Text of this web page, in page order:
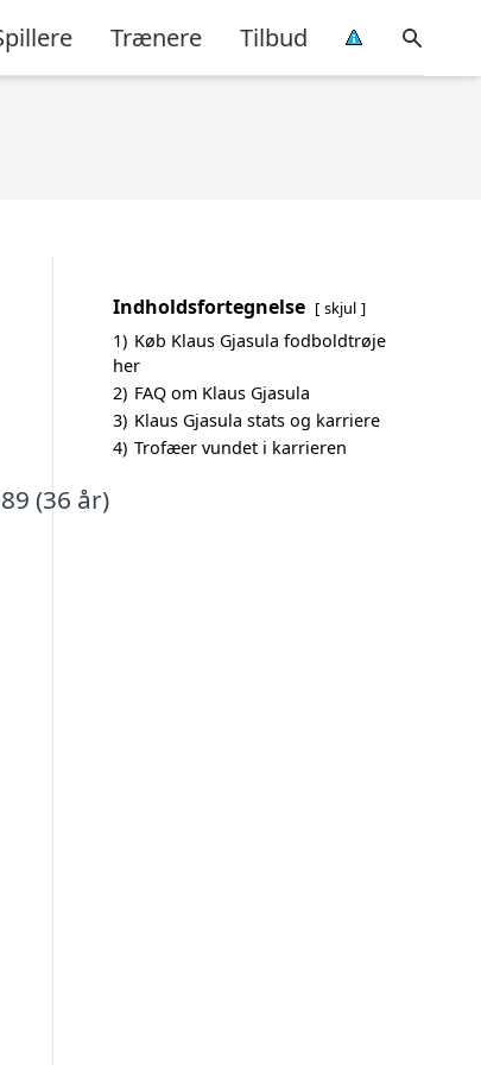
Trænere Tilbud
(36 år)
Indholdsfortegnelse skjul
1) Køb Klaus Gjasula fodboldtrøje
her
2) FAQ om Klaus Gjasula
3) Klaus Gjasula stats og karriere
4) Trofæer vundet i karrieren